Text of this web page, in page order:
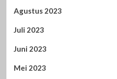
Agustus 2023
Juli 2023
Juni 2023
Mei 2023